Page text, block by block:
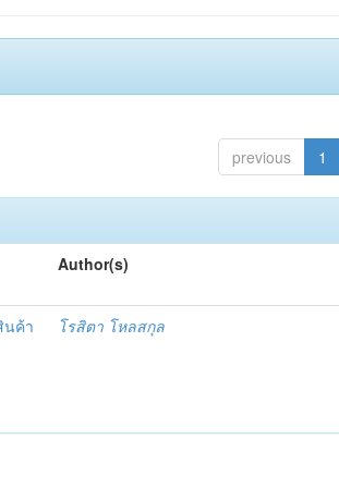
previous 1
Author(s)
นค้า
โรสิตา โหลสกุล